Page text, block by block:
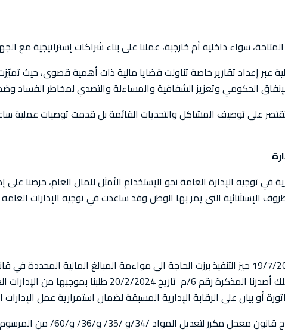
سواء داخلية أم خارجبة، عملنا على بناء شراكات إستراتيجية مع
عبر إعداد تقارير خاصة تناولت قضايا مالية ذات أهمية قصوى، حيث
الحكومي وتعزيز الشفافية والمساءلة والتصدي لمخاطر الفساد
تقتصر على توصيف المشاكل والتحديات القائمة بل قدمت توصيات عملية
في توجيه الإدارة العامة نحو الإستخدام الأمثل للمال العام، حرصنا على
الإستثنائية التي يمر بها الوطن وقد ساعدت في توجيه الإدارات
مع دخول قانون الشراء العام رقم 244 تاريخ 19/7/2021 حيز التنفيذ برزت الحاجة الى مواءمة
الاقتصادية خصوصًا في ظل انهيار سعر الصرف. لذلك أصدرنا
أو بيان على الرقابة الإدارية المسبقة لضمان استمرارية عمل